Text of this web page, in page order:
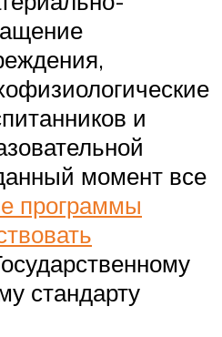
и
момент все
программы
стандарту